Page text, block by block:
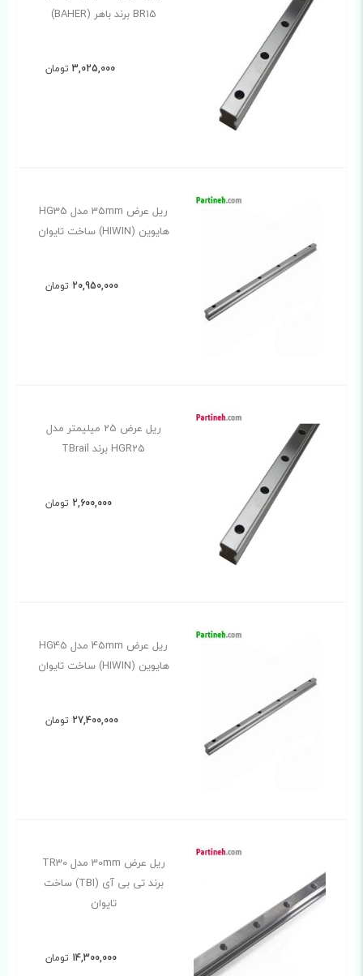
BR15 برند باهر (BAHER)
3,025,000 تومان
ریل عرض 35mm مدل HG35
هایوین (HIWIN) ساخت تایوان
20,950,000 تومان
ریل عرض 25 میلیمتر مدل
HGR25 برند TBrail
2,600,000 تومان
ریل عرض 45mm مدل HG45
هایوین (HIWIN) ساخت تایوان
27,400,000 تومان
ریل عرض 30mm مدل TR30
برند تی بی آی (TBI) ساخت
تایوان
14,300,000 تومان